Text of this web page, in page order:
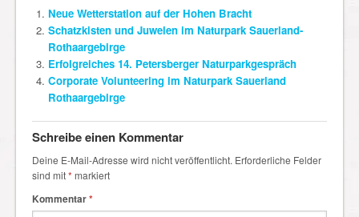
Neue Wetterstation auf der Hohen Bracht
Schatzkisten und Juwelen im Naturpark Sauerland-
Rothaargebirge
Erfolgreiches 14. Petersberger Naturparkgespräch
Corporate Volunteering im Naturpark Sauerland
Rothaargebirge
Schreibe einen Kommentar
Deine E-Mail-Adresse wird nicht veröffentlicht. Erforderliche Felder
sind mit* markiert
Kommentar*